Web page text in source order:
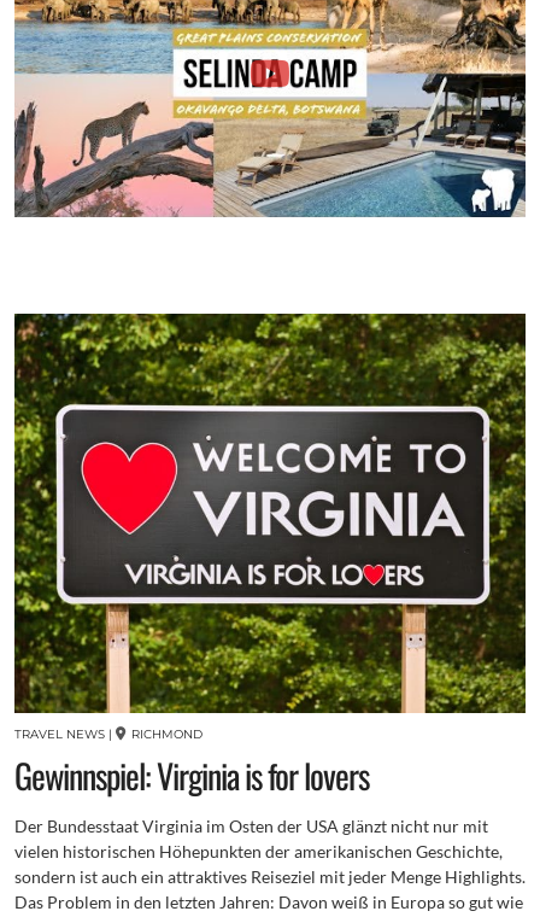
TRAVEL NEWS | RICHMOND
Gewinnspiel: Virginia is for lovers
Der Bundesstaat Virginia im Osten der USA glänzt nicht nur mit
vielen historischen Höhepunkten der amerikanischen Geschichte,
sondern ist auch ein attraktives Reiseziel mit jeder Menge Highlights.
Das Problem in den letzten Jahren: Davon weiß in Europa so gut wie